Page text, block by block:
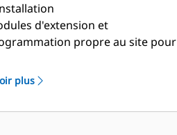
d'extension et
propre au site pour
clients
plus